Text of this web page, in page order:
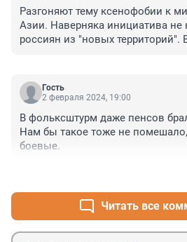
Разгоняют тему ксенофобии к
Азии. Наверняка инициатива не
россиян из "новых
Гость
2 февраля 2024, 19:00
В фольксштурм даже пенсов
Нам бы такое тоже не
боевые.
Читать все